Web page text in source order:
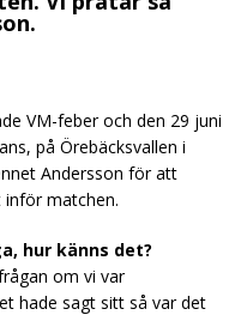
VM-feber och den 29 juni
på Örebäcksvallen i
Andersson för att
inför matchen.
hur känns det?
om vi var
hade sagt sitt så var det